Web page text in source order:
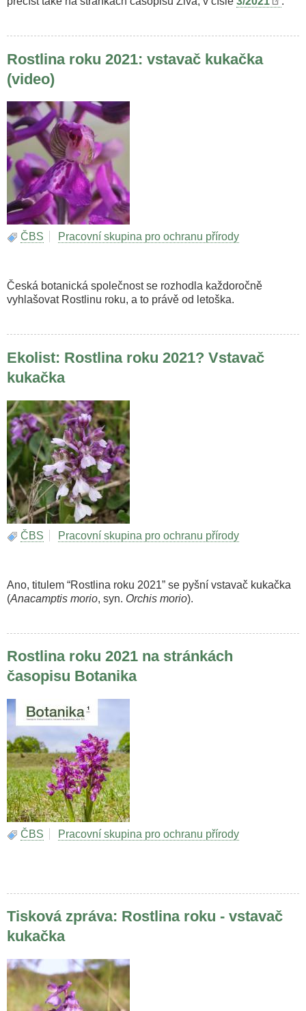
Rostlina roku 2021: vstavač kukačka
(video)
ČBS Pracovní skupina pro ochranu přírody
Česká botanická společnost se rozhodla každoročně
vyhlašovat Rostlinu roku, a to právě od letoška.
Ekolist: Rostlina roku 2021? Vstavač
kukačka
ČBS Pracovní skupina pro ochranu přírody
Ano, titulem “Rostlina roku 2021” se pyšní vstavač kukačka
(Anacamptis morio, syn. Orchis morio).
Rostlina roku 2021 na stránkách
časopisu Botanika
ČBS Pracovní skupina pro ochranu přírody
Tisková zpráva: Rostlina roku - vstavač
kukačka